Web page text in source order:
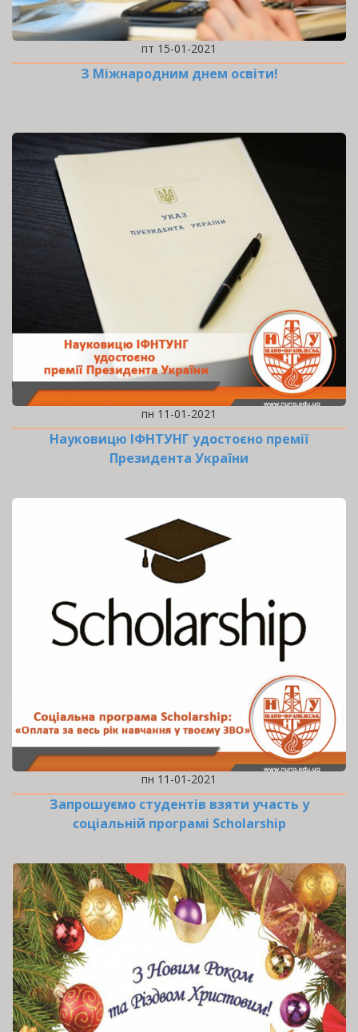
пт 15-01-2021
З Міжнародним днем освіти!
пн 11-01-2021
Науковицю ІФНТУНГ удостоєно премії
Президента України
пн 11-01-2021
Запрошуємо студентів взяти участь у
соціальній програмі Scholarship